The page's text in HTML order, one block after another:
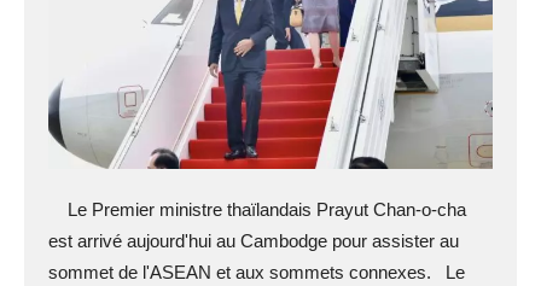
Le Premier ministre thaïlandais Prayut Chan-o-cha
est arrivé aujourd'hui au Cambodge pour assister au
sommet de l'ASEAN et aux sommets connexes. Le